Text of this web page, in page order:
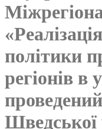
політики
регіонів в
Шведської